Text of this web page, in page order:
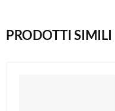
PRODOTTI SIMILI